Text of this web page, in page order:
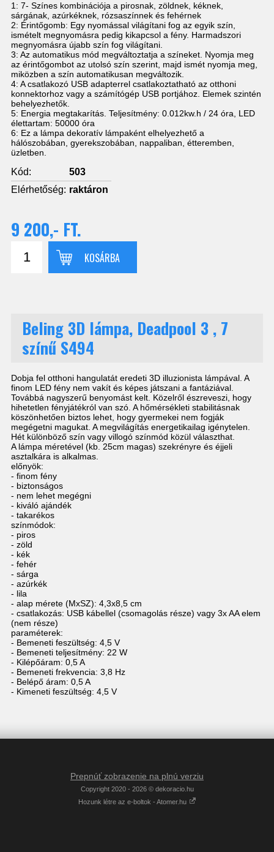
1: 7- Színes kombinációja a pirosnak, zöldnek, kéknek,
sárgának, azúrkéknek, rózsaszínnek és fehérnek
2: Érintőgomb: Egy nyomással világítani fog az egyik szín,
ismételt megnyomásra pedig kikapcsol a fény. Harmadszori
megnyomásra újabb szín fog világítani.
3: Az automatikus mód megváltoztatja a színeket. Nyomja meg
az érintőgombot az utolsó szín szerint, majd ismét nyomja meg,
miközben a szín automatikusan megváltozik.
4: A csatlakozó USB adapterrel csatlakoztatható az otthoni
konnektorhoz vagy a számítógép USB portjához. Elemek szintén
behelyezhetők.
5: Energia megtakarítás. Teljesítmény: 0.012kw.h / 24 óra, LED
élettartam: 50000 óra
6: Ez a lámpa dekoratív lámpaként elhelyezhető a
hálószobában, gyerekszobában, nappaliban, étteremben,
üzletben.
Kód:
503
Elérhetőség: raktáron
9 200,- FT.
KOSÁRBA
Beling 3D lámpa, Deadpool 3 , 7
színű S494
Dobja fel otthoni hangulatát eredeti 3D illuzionista lámpával. A
finom LED fény nem vakít és képes játszani a fantáziával.
Továbbá nagyszerű benyomást kelt. Közelről észreveszi, hogy
hihetetlen fényjátékról van szó. A hőmérsékleti stabilitásnak
köszönhetően biztos lehet, hogy gyermekei nem fogják
megégetni magukat. A megvilágítás energetikailag igénytelen.
Hét különböző szín vagy villogó színmód közül választhat.
A lámpa méretével (kb. 25cm magas) szekrényre és éjjeli
asztalkára is alkalmas.
előnyök:
- finom fény
- biztonságos
- nem lehet megégni
- kiváló ajándék
- takarékos
színmódok:
- piros
- zöld
- kék
- fehér
- sárga
- azúrkék
- lila
- alap mérete (MxSZ): 4,3x8,5 cm
- csatlakozás: USB kábellel (csomagolás része) vagy 3x AA elem
(nem része)
paraméterek:
- Bemeneti feszültség: 4,5 V
- Bemeneti teljesítmény: 22 W
- Kilépőáram: 0,5 A
- Bemeneti frekvencia: 3,8 Hz
- Belépő áram: 0,5 A
- Kimeneti feszültség: 4,5 V
Prepnúť zobrazenie na plnú verziu
Copyright 2020 - 2026 © dekoracio.hu
Hozunk létre az e-boltok - Atomer.hu